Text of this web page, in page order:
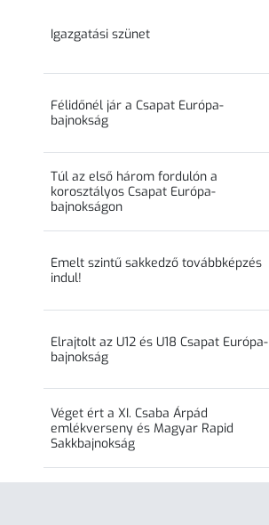
Igazgatási szünet
Félidőnél jár a Csapat Európa-
bajnokság
Túl az első három fordulón a
korosztályos Csapat Európa-
bajnokságon
Emelt szintű sakkedző továbbképzés
indul!
Elrajtolt az U12 és U18 Csapat Európa-
bajnokság
Véget ért a XI. Csaba Árpád
emlékverseny és Magyar Rapid
Sakkbajnokság